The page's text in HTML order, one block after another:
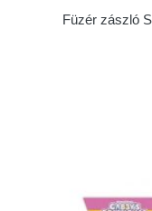
Füzér zászló